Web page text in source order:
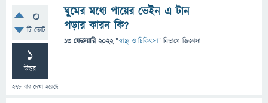
0
টি ভোট
1
উত্তর
278 বার দেখা হয়েছে
ঘুমের মধ্যে পায়ের ভেইন এ টান
পড়ার কারন কি?
13 ফেব্রুয়ারি 2022 "স্বাস্থ্য ও চিকিৎসা" বিভাগে জিজ্ঞাসা